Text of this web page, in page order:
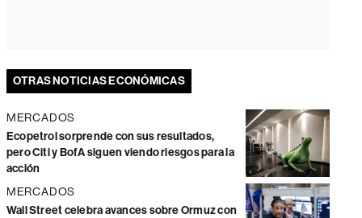
OTRAS NOTICIAS ECONÓMICAS
MERCADOS
Ecopetrol sorprende con sus resultados,
pero Citi y BofA siguen viendo riesgos para la
acción
MERCADOS
Wall Street celebra avances sobre Ormuz con